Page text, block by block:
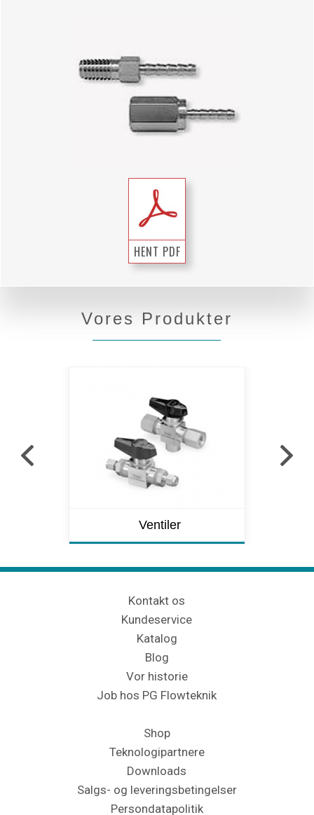
HENT PDF
Vores Produkter
Ventiler
Kontakt os
Kundeservice
Katalog
Blog
Vor historie
Job hos PG Flowteknik
Shop
Teknologipartnere
Downloads
Salgs- og leveringsbetingelser
Persondatapolitik